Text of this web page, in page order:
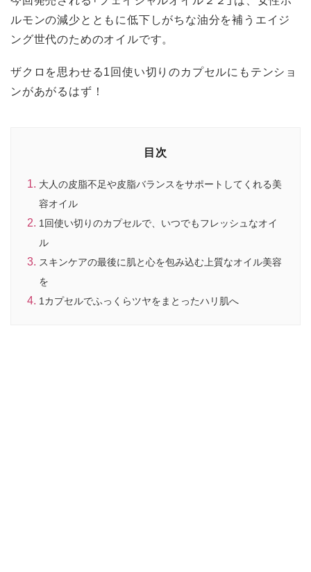
ルモンの減少とともに低下しがちな油分を補うエイジ
ング世代のためのオイルです。
ザクロを思わせる1回使い切りのカプセルにもテンショ
ンがあがるはず！
目次
大人の皮脂不足や皮脂バランスをサポートしてくれる美
容オイル
1回使い切りのカプセルで、いつでもフレッシュなオイ
ル
スキンケアの最後に肌と心を包み込む上質なオイル美容
を
1カプセルでふっくらツヤをまとったハリ肌へ